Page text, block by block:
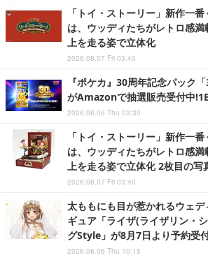
「トイ・ストーリー」新作一
は、ウッディたちがレトロ感
上を走る姿で立体化
2026.08.07 Fri 03:40
『ポケカ』30周年記念パック
がAmazonで抽選販売受付中
2026.08.06 Thu 03:30
「トイ・ストーリー」新作一
は、ウッディたちがレトロ感
上を走る姿で立体化 2枚目の写
2026.08.07 Fri 03:40
太ももにも目が惹かれるウェ
ギュア「ライザ(ライザリン・
グStyle」が8月7日より予約受
2026.08.06 Thu 10:15